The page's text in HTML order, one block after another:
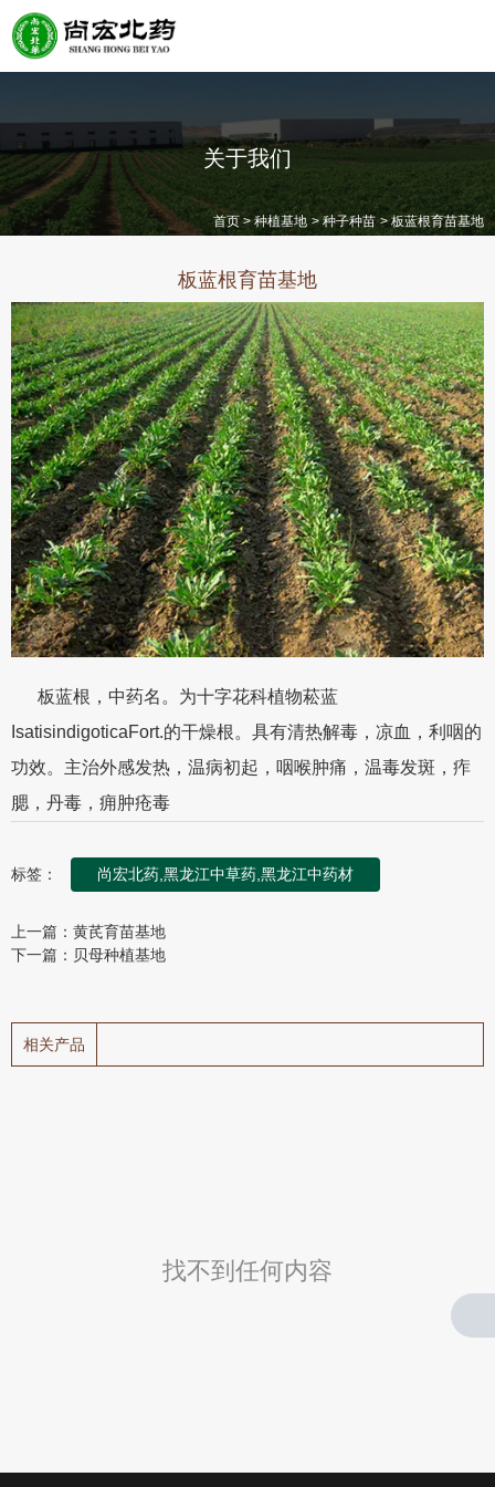
关于我们
首页>种植基地 >种子种苗 >板蓝根育苗基地
板蓝根育苗基地
板蓝根，中药名。为十字花科植物菘蓝
IsatisindigoticaFort.的干燥根。具有清热解毒，凉血，利咽的
功效。主治外感发热，温病初起，咽喉肿痛，温毒发斑，痄
腮，丹毒，痈肿疮毒
标签： 尚宏北药,黑龙江中草药,黑龙江中药材
上一篇： 黄芪育苗基地
下一篇： 贝母种植基地
相关产品
找不到任何内容